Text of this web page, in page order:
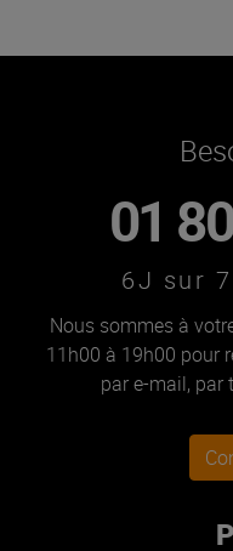
01
6J sur
Nous sommes à
11h00 à 19h00 pour
par e-mail, par